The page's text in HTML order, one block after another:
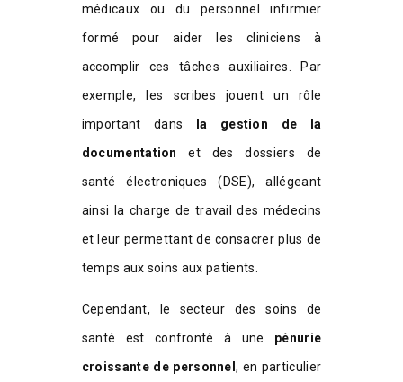
médicaux ou du personnel infirmier
formé pour aider les cliniciens à
accomplir ces tâches auxiliaires. Par
exemple, les scribes jouent un rôle
important dans
la gestion de la
documentation
et des dossiers de
santé électroniques (DSE), allégeant
ainsi la charge de travail des médecins
et leur permettant de consacrer plus de
temps aux soins aux patients.
Cependant, le secteur des soins de
santé est confronté à une pénurie
croissante de personnel, en particulier